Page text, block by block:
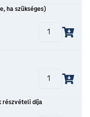
ha szükséges)
részvételi díja